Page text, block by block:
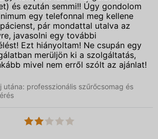
és ezután semmi!! Úgy gondolom
egy telefonnal meg kellene
pár mondattal utalva az
javasolni egy további
Ezt hiányoltam! Ne csupán egy
merüljön ki a szolgáltatás,
mivel nem erről szólt az ajánlat!
utána: professzionális szűrőcsomag és
2.0